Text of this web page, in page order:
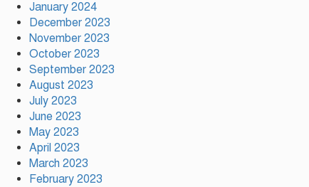
January 2024
December 2023
November 2023
October 2023
September 2023
August 2023
July 2023
June 2023
May 2023
April 2023
March 2023
February 2023